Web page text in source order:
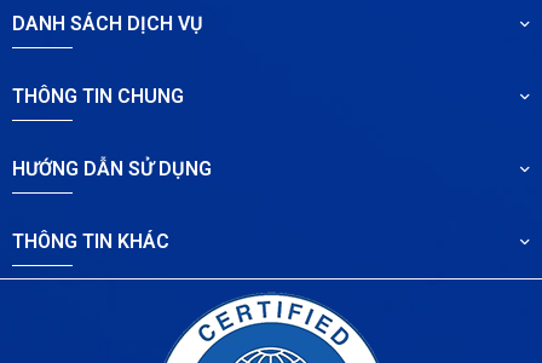
DANH SÁCH DỊCH VỤ
THÔNG TIN CHUNG
HƯỚNG DẪN SỬ DỤNG
THÔNG TIN KHÁC